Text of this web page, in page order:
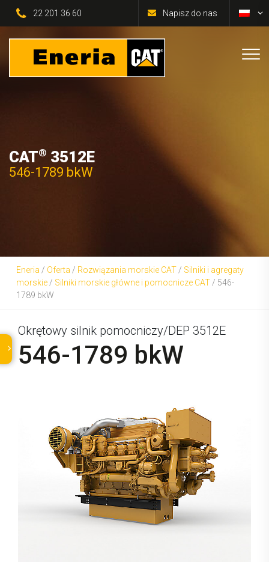
22 201 36 60 Napisz do nas
CAT® 3512E
546-1789 bkW
Eneria / Oferta / Rozwiązania morskie CAT / Silniki i agregaty
morskie / Silniki morskie główne i pomocnicze CAT / 546-
1789 bkW
Okrętowy silnik pomocniczy/DEP 3512E
546-1789 bkW